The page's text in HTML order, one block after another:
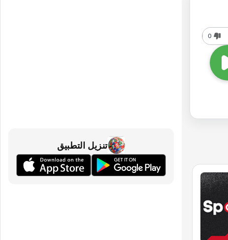
0
تنزيل التطبيق